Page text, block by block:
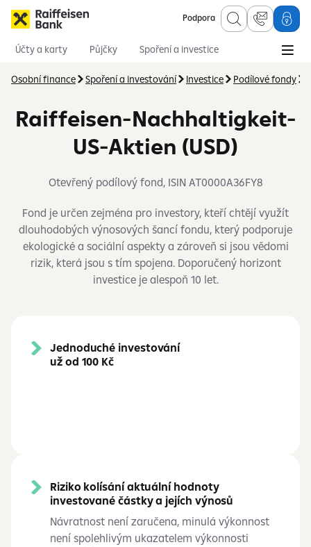
Podpora
Účty a karty Půjčky
Spoření a investice
Osobní finance
Spoření a investování Investice Podílové fondy
Raiffeisen-Nachhaltigkeit-
US-Aktien (USD)
Otevřený podílový fond, ISIN AT0000A36FY8
Fond je určen zejména pro investory, kteří chtějí využít
dlouhodobých výnosových šancí fondu, který podporuje
ekologické a sociální aspekty a zároveň si jsou vědomi
rizik, která jsou s tím spojena. Doporučený horizont
investice je alespoň 10 let.
Jednoduché investování
už od 100 Kč
Riziko kolísání aktuální hodnoty
investované částky a jejích výnosů
Návratnost není zaručena, minulá výkonnost
není spolehlivým ukazatelem výkonnosti